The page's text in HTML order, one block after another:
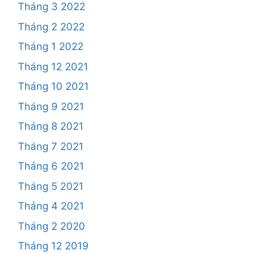
Tháng 3 2022
Tháng 2 2022
Tháng 1 2022
Tháng 12 2021
Tháng 10 2021
Tháng 9 2021
Tháng 8 2021
Tháng 7 2021
Tháng 6 2021
Tháng 5 2021
Tháng 4 2021
Tháng 2 2020
Tháng 12 2019